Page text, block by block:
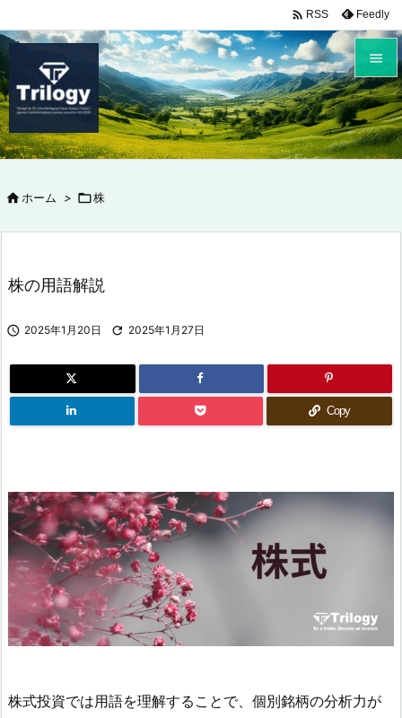


メニュ

サイド

 RSS Feedly
ホーム > 株
株の用語解説
 2025年1月20日  2025年1月27日
Copy
株式投資では用語を理解することで、個別銘柄の分析力が